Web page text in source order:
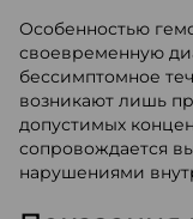
Особенностью
своевременную
бессимптомное
возникают лишь
допустимых
сопровождается
нарушениями